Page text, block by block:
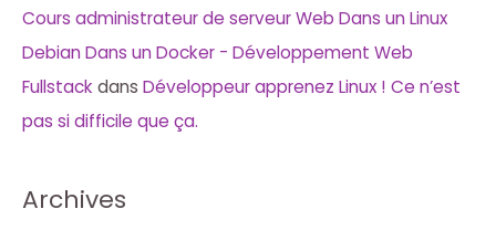
Cours administrateur de serveur Web Dans un Linux
Debian Dans un Docker - Développement Web
Fullstack dans Développeur apprenez Linux ! Ce n’est
pas si difficile que ça.
Archives